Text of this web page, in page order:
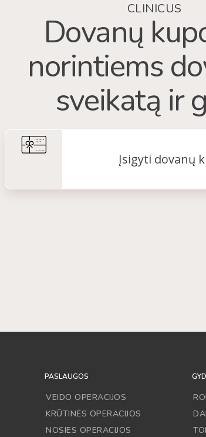
CLINICUS
Dovanų
norintiems
sveikatą ir
Įsigyti dovanų
PASLAUGOS
VEIDO OPERACIJOS
KRŪTINĖS OPERACIJOS
NOSIES OPERACIJOS